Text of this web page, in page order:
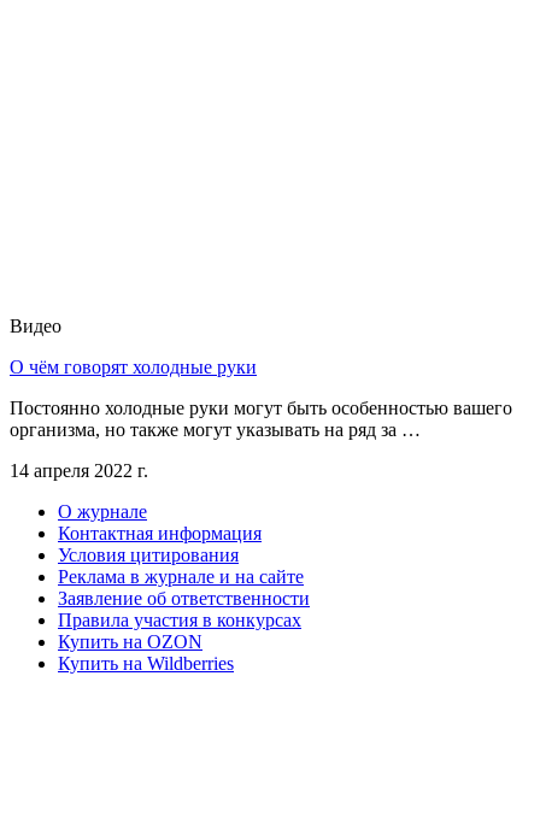
Видео
О чём говорят холодные руки
Постоянно холодные руки могут быть особенностью вашего
организма, но также могут указывать на ряд за …
14 апреля 2022 г.
О журнале
Контактная информация
Условия цитирования
Реклама в журнале и на сайте
Заявление об ответственности
Правила участия в конкурсах
Купить на OZON
Купить на Wildberries